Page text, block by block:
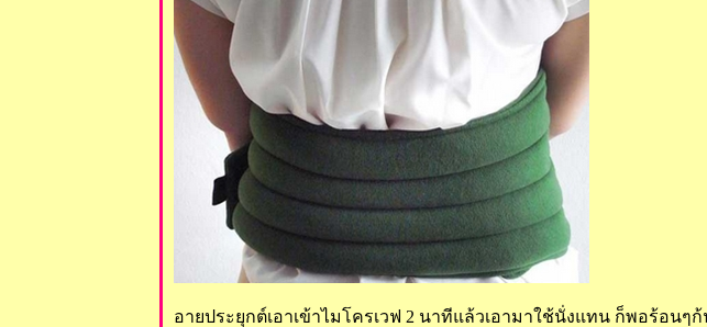
อายประยุกต์เอาเข้าไมโครเวฟ 2 นาทีแล้วเอามาใช้นั่งแทน ก็พอร้อน